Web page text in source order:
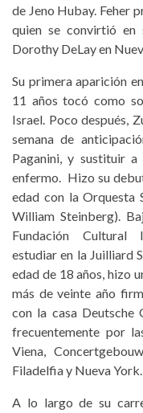
de Jeno Hubay. Feher
quien se convirtió en
Dorothy DeLay en
Su primera aparición
11 años tocó como
Israel. Poco después,
semana de
Paganini, y sustituir
enfermo. Hizo su
edad con la Orquesta
William Steinberg).
Fundación Cultural
estudiar en la Juilliard
edad de 18 años, hizo
más de veinte año
con la casa Deutsche
frecuentemente por
Viena,
Filadelfia y Nueva York.
A lo largo de su